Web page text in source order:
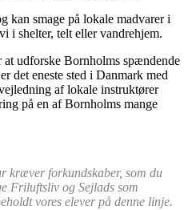
kan smage på lokale madvarer i
i shelter, telt eller vandrehjem.
udforske Bornholms spændende
det eneste sted i Danmark med
af lokale instruktører
på en af Bornholms mange
kræver forkundskaber, som du
Friluftsliv og Sejlads som
vores elever på denne linje.